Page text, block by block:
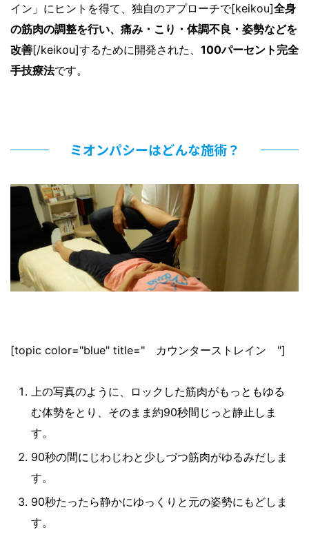
イン」にヒントを得て、独自のアプローチで[keikou]全身
の筋肉の調整を行い、痛み・こり・体調不良・姿勢などを
改善[/keikou]するために開発された、 100パーセント完全
手技療法です。
ミオンパシーはどんな施術？
[topic color="blue" title=" カウンターストレイン "]
上の写真のように、ロックした筋肉がもっともゆる
む体勢をとり、そのまま約90秒間じっと静止しま
す。
90秒の間にじわじわと少しづつ筋肉がゆるみだしま
す。
90秒たったら静かにゆっくりと元の姿勢にもどしま
す。